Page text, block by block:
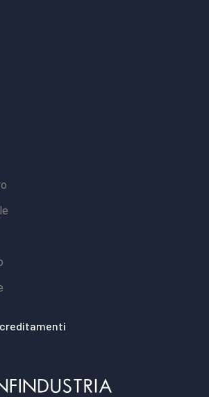
del Servizio di Prevenzione e
veramente qualificato, rappresenta
che può risultare troppo
elevato di dipendenti.Data la
altamente qualificato può offrire al
le massime garanzie in materia, e
i suoi RSPP esperti è in grado di
in sicurezza sul lavoro, capaci di
di responsabile del servizio di
protezione, laddove consentito dalla
modo, il Datore di Lavoro può